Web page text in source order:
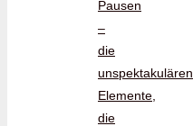
Pausen
–
die
unspektakulären
Elemente,
die